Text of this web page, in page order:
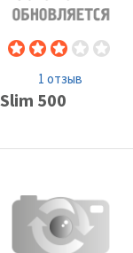
1 отзыв
500